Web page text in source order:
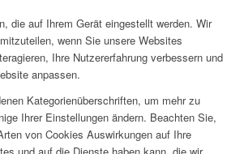
die auf Ihrem Gerät eingestellt werden. Wir
wenn Sie unsere Websites
Ihre Nutzererfahrung verbessern und
anpassen.
Kategorienüberschriften, um mehr zu
Ihrer Einstellungen ändern. Beachten Sie,
von Cookies Auswirkungen auf Ihre
und auf die Dienste haben kann, die wir